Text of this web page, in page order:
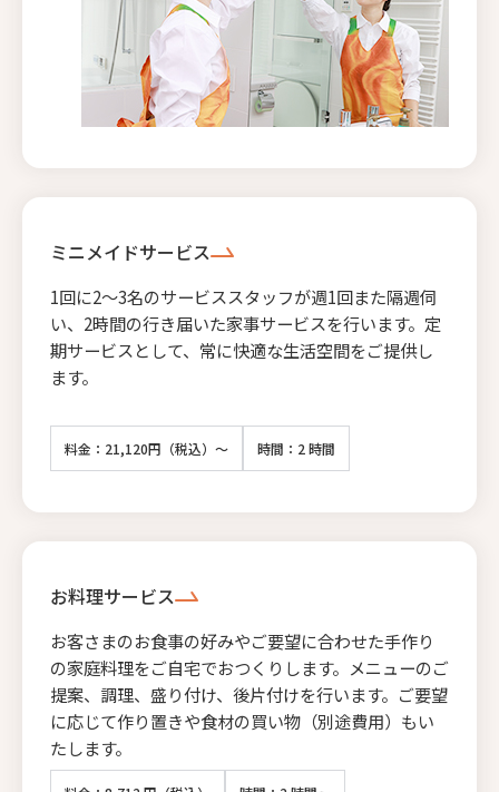
ミニメイドサービス
1回に2〜3名のサービススタッフが週1回また隔週伺
い、2時間の行き届いた家事サービスを行います。定
期サービスとして、常に快適な生活空間をご提供し
ます。
料金：21,120円（税込）～ 時間：2 時間
お料理サービス
お客さまのお食事の好みやご要望に合わせた手作り
の家庭料理をご自宅でおつくりします。メニューのご
提案、調理、盛り付け、後片付けを行います。ご要望
に応じて作り置きや食材の買い物（別途費用）もい
たします。